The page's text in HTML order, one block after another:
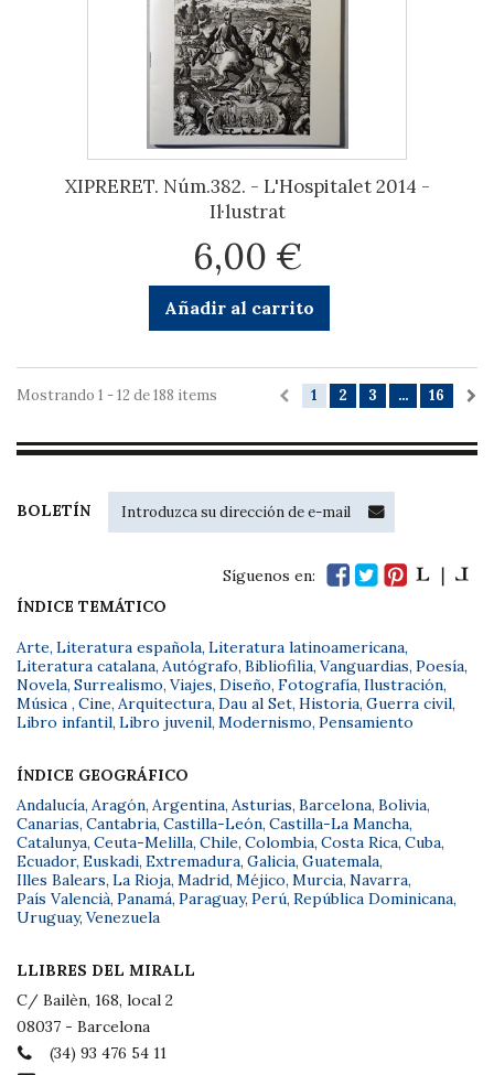
XIPRERET. Núm.382. - L'Hospitalet 2014 -
Il·lustrat
6,00 €
Añadir al carrito
1 2 3 ... 16
Mostrando 1 - 12 de 188 items
BOLETÍN
Síguenos en:
ÍNDICE TEMÁTICO
Arte, Literatura española, Literatura latinoamericana,
Literatura catalana, Autógrafo, Bibliofilia, Vanguardias, Poesía,
Novela, Surrealismo, Viajes, Diseño, Fotografía, Ilustración,
Música , Cine, Arquitectura, Dau al Set, Historia, Guerra civil,
Libro infantil, Libro juvenil, Modernismo, Pensamiento
ÍNDICE GEOGRÁFICO
Andalucía, Aragón, Argentina, Asturias, Barcelona, Bolivia,
Canarias, Cantabria, Castilla-León, Castilla-La Mancha,
Catalunya, Ceuta-Melilla, Chile, Colombia, Costa Rica, Cuba,
Ecuador, Euskadi, Extremadura, Galicia, Guatemala,
Illes Balears, La Rioja, Madrid, Méjico, Murcia, Navarra,
País Valencià, Panamá, Paraguay, Perú, República Dominicana,
Uruguay, Venezuela
LLIBRES DEL MIRALL
C/ Bailèn, 168, local 2
08037 - Barcelona
(34) 93 476 54 11